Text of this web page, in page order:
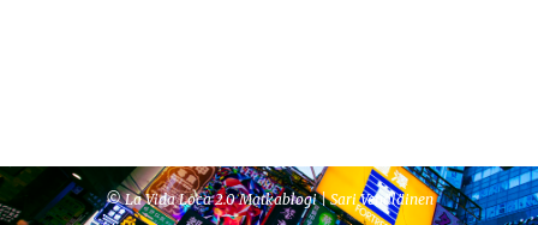
© La Vida Loca 2.0 Matkablogi | Sari Venäläinen